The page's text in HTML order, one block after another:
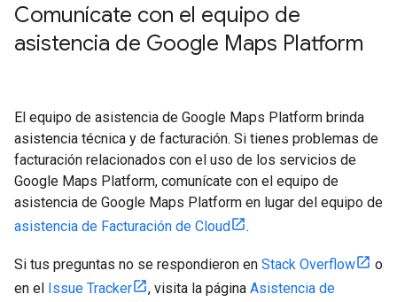
Comunícate con el equipo de
asistencia de Google Maps Platform
El equipo de asistencia de Google Maps Platform brinda
asistencia técnica y de facturación. Si tienes problemas de
facturación relacionados con el uso de los servicios de
Google Maps Platform, comunícate con el equipo de
asistencia de Google Maps Platform en lugar del equipo de
asistencia de Facturación de Cloud
.
Si tus preguntas no se respondieron en Stack Overflow
o
en el Issue Tracker , visita la página Asistencia de